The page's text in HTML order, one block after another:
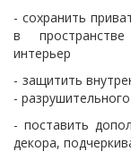
- сохранить
в
интерьер
- защитить
-
- поставить
декора,